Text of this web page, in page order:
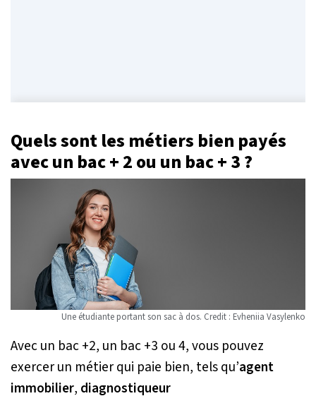
Quels sont les métiers bien payés
avec un bac + 2 ou un bac + 3 ?
Une étudiante portant son sac à dos. Credit : Evheniia Vasylenko
Avec un bac +2, un bac +3 ou 4, vous pouvez
exercer un métier qui paie bien, tels qu’agent
immobilier, diagnostiqueur